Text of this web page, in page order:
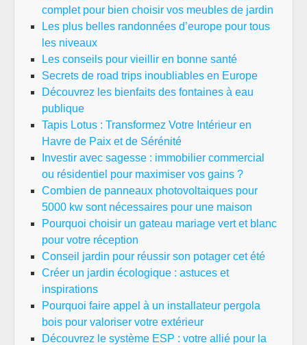
complet pour bien choisir vos meubles de jardin
Les plus belles randonnées d’europe pour tous
les niveaux
Les conseils pour vieillir en bonne santé
Secrets de road trips inoubliables en Europe
Découvrez les bienfaits des fontaines à eau
publique
Tapis Lotus : Transformez Votre Intérieur en
Havre de Paix et de Sérénité
Investir avec sagesse : immobilier commercial
ou résidentiel pour maximiser vos gains ?
Combien de panneaux photovoltaiques pour
5000 kw sont nécessaires pour une maison
Pourquoi choisir un gateau mariage vert et blanc
pour votre réception
Conseil jardin pour réussir son potager cet été
Créer un jardin écologique : astuces et
inspirations
Pourquoi faire appel à un installateur pergola
bois pour valoriser votre extérieur
Découvrez le système ESP : votre allié pour la